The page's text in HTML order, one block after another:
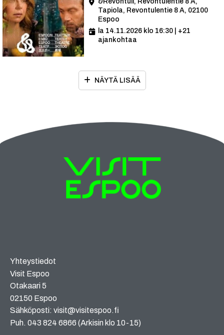
Tapiola, Revontulentie 8 A, 02100
Espoo
la 14.11.2026 klo 16:30 | +21
ajankohtaa
NÄYTÄ LISÄÄ
Yhteystiedot
Visit Espoo
Otakaari 5
02150 Espoo
Sähköposti: visit@visitespoo.fi
Puh. 043 824 6866 (Arkisin klo 10-15)